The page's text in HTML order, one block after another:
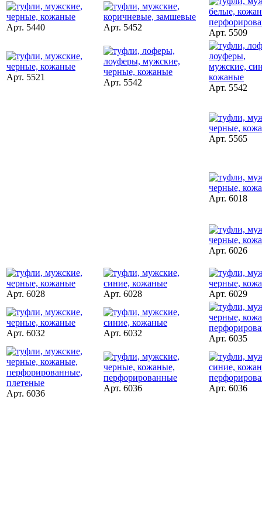
Арт. 5440 Арт. 5452
Арт. 5509
Арт. 5521
Арт. 5542
Арт. 5542
Арт. 5565
Арт. 6018
Арт. 6026
Арт. 6028 Арт. 6028 Арт. 6029
Арт. 6032 Арт. 6032
Арт. 6035
Арт. 6036
Арт. 6036 Арт. 6036